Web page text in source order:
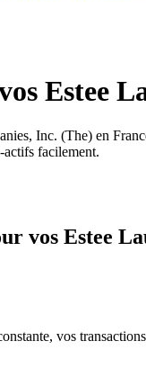
Estee
Inc. (The) en
facilement.
vos Estee
vos